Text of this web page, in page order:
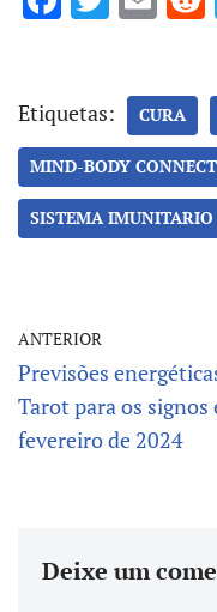
b
o
o
k
te
r
l
Etiquetas: CURA
MIND-BODY
SISTEMA IMUNITARIO
ANTERIOR
Previsões
Tarot para os signos
fevereiro de 2024
Deixe um